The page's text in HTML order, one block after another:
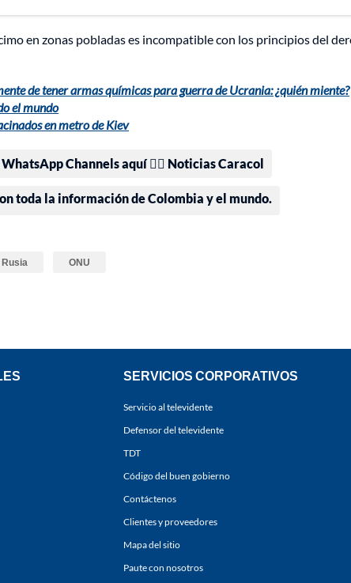
en zonas pobladas es incompatible con los principios del
de tener armas químicas para guerra de Ucrania: ¿quién miente?
el mundo
en metro de Kiev
Channels aquí 👉🏻 Noticias Caracol
toda la información de Colombia y el mundo.
Rusia ONU
SERVICIOS CORPORATIVOS
Servicio al televidente
Defensor del televidente
TDT
Código del buen gobierno
Contáctenos
Clientes y proveedores
Mapa del sitio
Paute con nosotros